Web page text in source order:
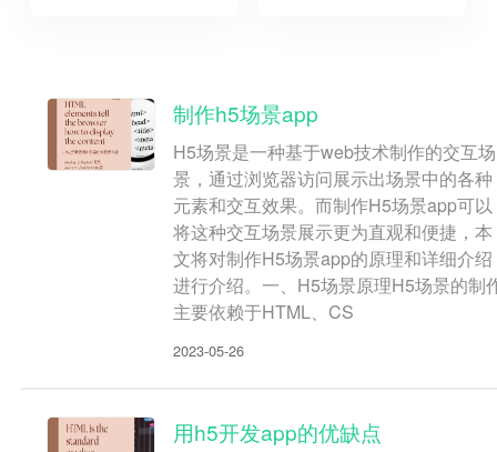
制作h5场景app
H5场景是一种基于web技术制作的交互场
景，通过浏览器访问展示出场景中的各种
元素和交互效果。而制作H5场景app可以
将这种交互场景展示更为直观和便捷，本
文将对制作H5场景app的原理和详细介绍
进行介绍。一、H5场景原理H5场景的制
主要依赖于HTML、CS
2023-05-26
用h5开发app的优缺点